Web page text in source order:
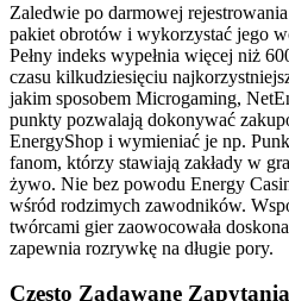
Zaledwie po darmowej
pakiet obrotów i wykorzystać jego
Pełny indeks wypełnia więcej niż
czasu kilkudziesięciu
jakim sposobem Microgaming,
punkty pozwalają dokonywać
EnergyShop i wymieniać je np.
fanom, którzy stawiają zakłady w
żywo. Nie bez powodu Energy
wśród rodzimych zawodników.
twórcami gier zaowocowała
zapewnia rozrywkę na długie pory.
Często Zadawane